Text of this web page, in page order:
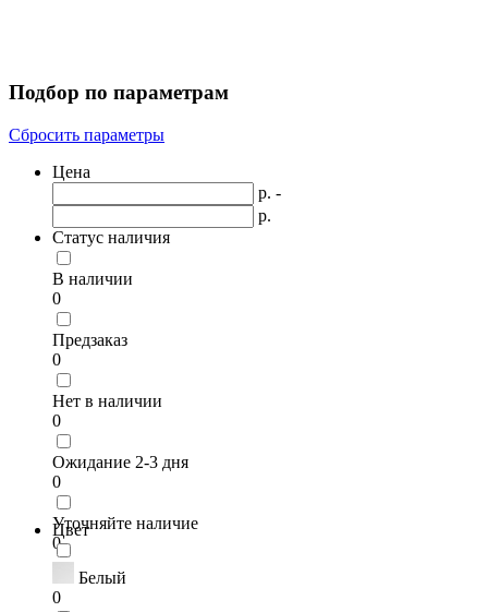
Подбор по параметрам
Сбросить параметры
Цена
р. -
р.
Статус наличия
В наличии
0
Предзаказ
0
Нет в наличии
0
Ожидание 2-3 дня
0
Уточняйте наличие
0
Цвет
Белый
0